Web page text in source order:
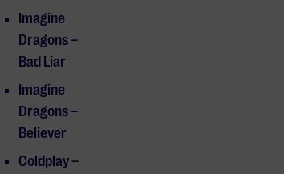
Imagine
Dragons –
Bad Liar
Imagine
Dragons –
Believer
Coldplay –